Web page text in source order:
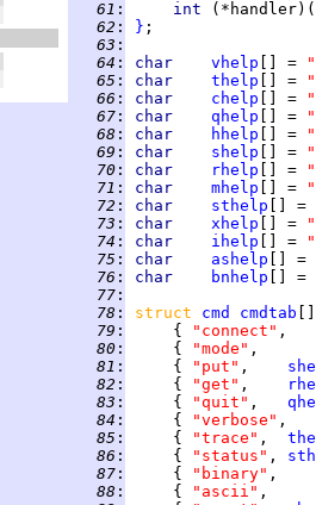
  61
:
int
  62
: }
  63
:
  64
: char vhelp [] =
  65
: char thelp [] =
  66
: char chelp [] =
  67
: char qhelp [] =
  68
: char hhelp [] =
  69
: char shelp [] =
  70
: char rhelp [] =
  71
: char mhelp [] =
  72
: char sthelp [] =
  73
: char xhelp [] =
  74
: char ihelp [] =
  75
: char ashelp [] =
  76
: char bnhelp [] =
  77
:
  78
: struct cmd cmdtab
  79
:
     {
"connect"
  80
:
     {
"mode"
  81
:
     {
"put" ,
  82
:
     {
"get" ,
  83
:
     {
"quit" ,
  84
:
     {
"verbose"
  85
:
     {
"trace" ,
  86
:
     {
"status" ,
  87
:
     {
"binary"
  88
:
     {
"ascii"